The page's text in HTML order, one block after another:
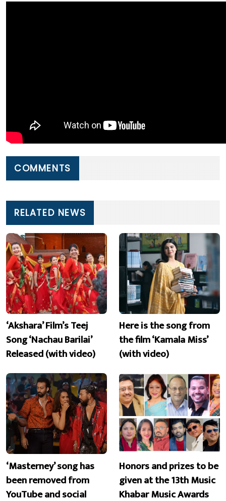
COMMENTS
RELATED NEWS
‘Akshara’ Film’s Teej
Song ‘Nachau Barilai’
Released (with video)
Here is the song from
the film ‘Kamala Miss’
(with video)
‘Masterney’ song has
been removed from
YouTube and social
Honors and prizes to be
given at the 13th Music
Khabar Music Awards